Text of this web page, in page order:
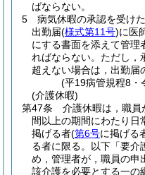
ばならない。
5
病気休暇の承認を受け
出勤届(様式第11号)に医
にする書面を添えて管理
ればならない。 ただし，
超えない場合は，出勤届
(平19病管規程8・
(介護休暇)
第47条
介護休暇は，職員
間以上の期間にわたり日
掲げる者(第6号に掲げる
る者に限る。以下「要介
め，管理者が，職員の申
該介護を必要とする一の